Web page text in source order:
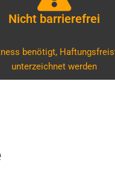
Nicht barrierefrei
benötigt,
unterzeichnet werden